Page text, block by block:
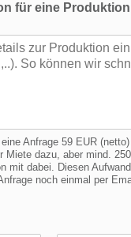
für eine
Anfrage 59 EUR
dazu, aber mind.
mit dabei. Diesen
noch einmal per